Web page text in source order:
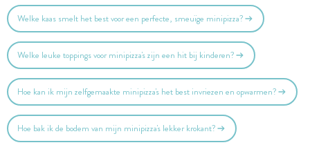
Welke kaas smelt het best voor een perfecte, smeuïge minipizza?
Welke leuke toppings voor minipizza's zijn een hit bij kinderen?
Hoe kan ik mijn zelfgemaakte minipizza's het best invriezen en opwarmen?
Hoe bak ik de bodem van mijn minipizza's lekker krokant?